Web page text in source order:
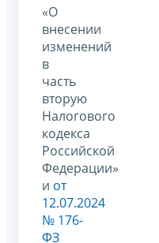
«О
внесении
изменений
в
часть
вторую
Налогового
кодекса
Российской
Федерации»
и от
12.07.2024
№ 176-
ФЗ